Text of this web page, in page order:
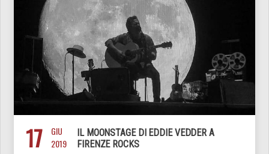
17
GIU
2019
IL MOONSTAGE DI EDDIE VEDDER A
FIRENZE ROCKS